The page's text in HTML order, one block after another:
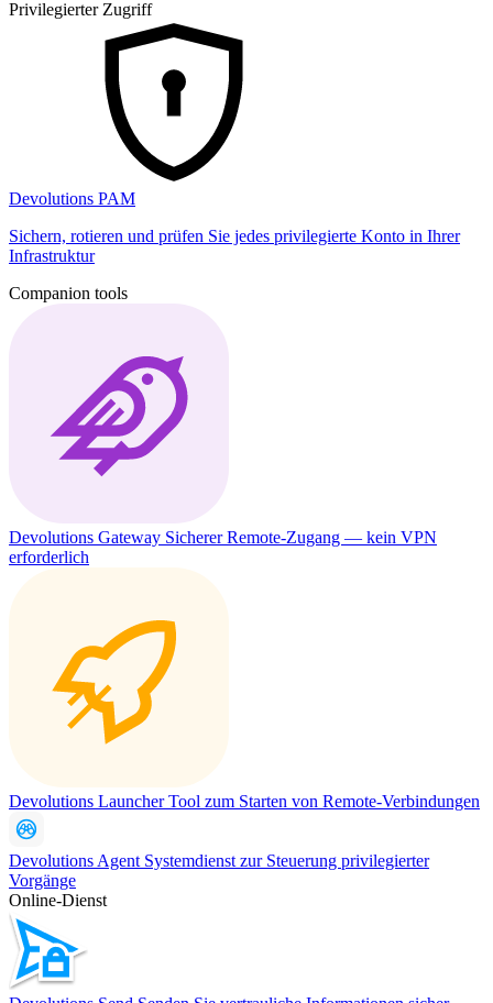
Privilegierter Zugriff
Devolutions PAM
Sichern, rotieren und prüfen Sie jedes privilegierte Konto in Ihrer
Infrastruktur
Companion tools
Devolutions Gateway Sicherer Remote-Zugang — kein VPN
erforderlich
Devolutions LauncherTool zum Starten von Remote-Verbindungen
Devolutions Agent Systemdienst zur Steuerung privilegierter
Vorgänge
Online-Dienst